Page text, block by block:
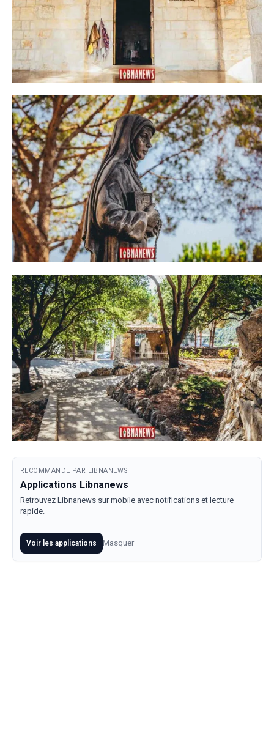
RECOMMANDE PAR LIBNANEWS
Applications Libnanews
Retrouvez Libnanews sur mobile avec notifications et lecture
rapide.
Voir les applications Masquer